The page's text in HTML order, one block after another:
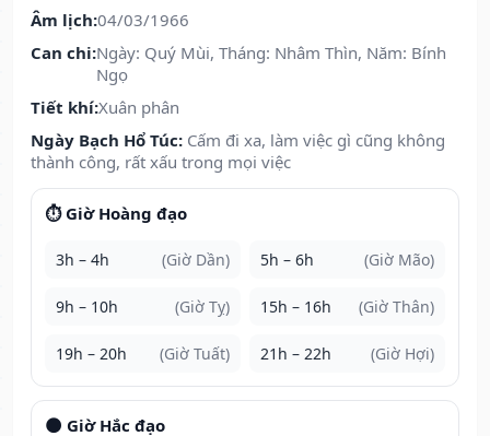
Âm lịch:04/03/1966
Can chi:Ngày: Quý Mùi, Tháng: Nhâm Thìn, Năm: Bính
Ngọ
Tiết khí:Xuân phân
Ngày Bạch Hổ Túc: Cấm đi xa, làm việc gì cũng không
thành công, rất xấu trong mọi việc
⏱️ Giờ Hoàng đạo
3h – 4h (Giờ Dần) 5h – 6h (Giờ Mão)
9h – 10h (Giờ Tỵ) 15h – 16h (Giờ Thân)
19h – 20h (Giờ Tuất) 21h – 22h (Giờ Hợi)
🌑 Giờ Hắc đạo